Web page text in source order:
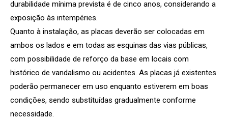
durabilidade mínima prevista é de cinco anos, considerando a
exposição às intempéries.
Quanto à instalação, as placas deverão ser colocadas em
ambos os lados e em todas as esquinas das vias públicas,
com possibilidade de reforço da base em locais com
histórico de vandalismo ou acidentes. As placas já existentes
poderão permanecer em uso enquanto estiverem em boas
condições, sendo substituídas gradualmente conforme
necessidade.